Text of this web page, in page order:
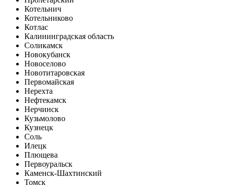
Котельнич
Котельниково
Котлас
Калининградская область
Соликамск
Новокубанск
Новоселово
Новотитаровская
Первомайская
Нерехта
Нефтекамск
Нерчинск
Кузьмолово
Кузнецк
Соль
Илецк
Плющева
Первоуральск
Каменск-Шахтинский
Томск